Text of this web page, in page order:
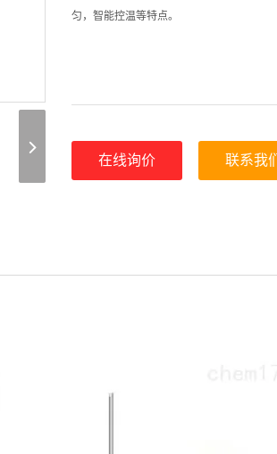
匀，智能控温等特点。
在线询价 联系我们